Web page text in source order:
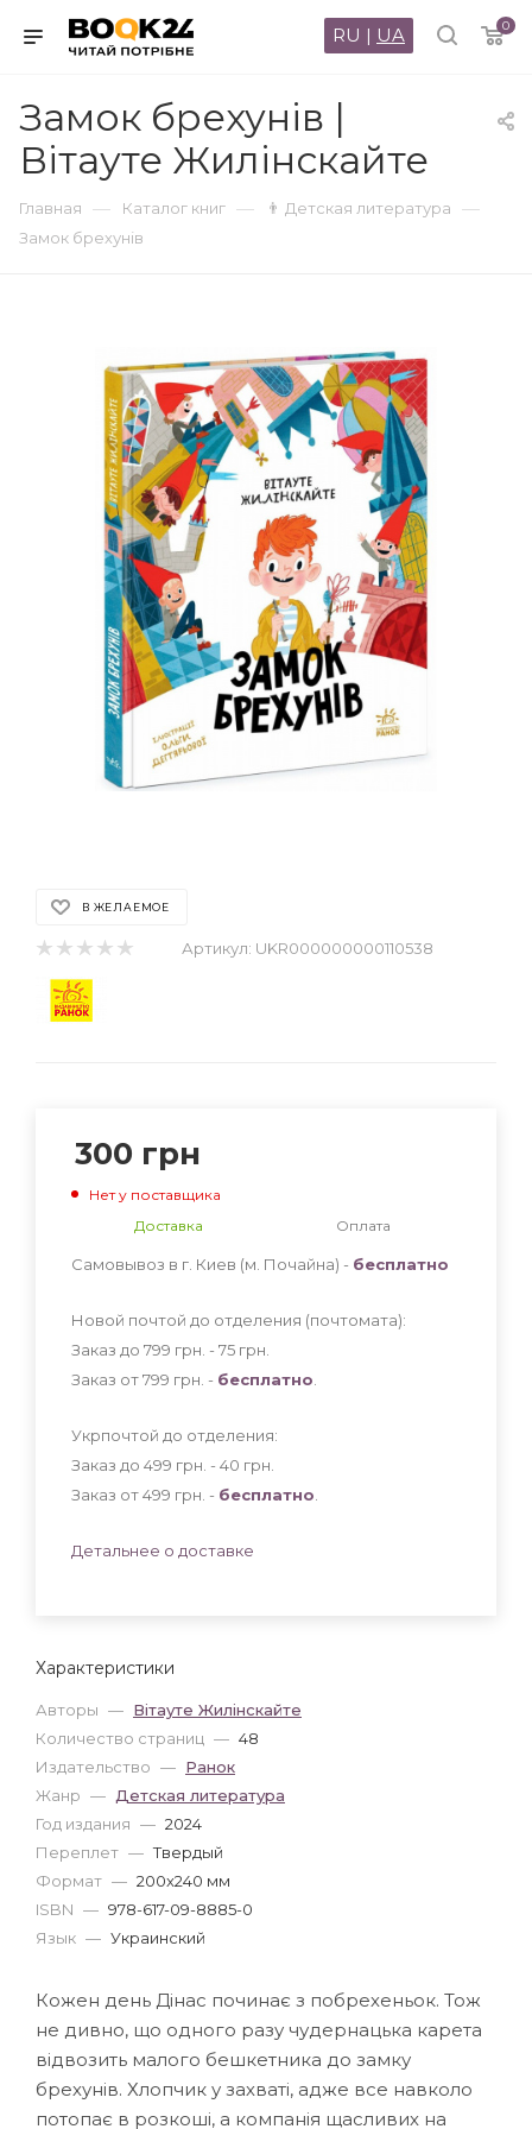
0
RU | UA
Замок брехунів |
Вітауте Жилінскайте
Главная — Каталог книг — 👨 Детская литература —
Замок брехунів
В ЖЕЛАЕМОЕ
Артикул: UKR000000000110538
Характеристики
Авторы — Вітауте Жилінскайте
Количество страниц — 48
Издательство — Ранок
Жанр — Детская литература
Год издания — 2024
Переплет — Твердый
Формат — 200x240 мм
ISBN — 978-617-09-8885-0
Язык — Украинский
300 грн
Нет у поставщика
Доставка
Оплата
Самовывоз в г. Киев (м. Почайна) - бесплатно
Новой почтой до отделения (почтомата):
Заказ до 799 грн. - 75 грн
Заказ от 799 грн. - бесплатно
Укрпочтой до отделения:
Заказ до 499 грн. - 40 грн
Заказ от 499 грн. - бесплатно
Детальнее о доставке
Кожен день Дінас починає з побрехеньок. Тож
не дивно, що одного разу чудернацька карета
відвозить малого бешкетника до замку
брехунів. Хлопчик у захваті, адже все навколо
потопає в розкоші, а компанія щасливих на